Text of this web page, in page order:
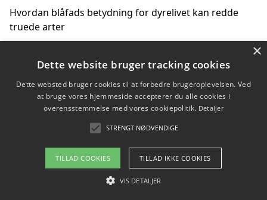
Hvordan blåfads betydning for dyrelivet kan redde
truede arter
Hvordan kan gaver til unge voksne støtte bevarelsen
Copyright 2026 - Pilanto Aps
Om / kontakt
Blog Betingelser
×
Dette website bruger tracking cookies
Dette websted bruger cookies til at forbedre brugeroplevelsen. Ved
at bruge vores hjemmeside accepterer du alle cookies i
overensstemmelse med vores cookiepolitik. Detaljer
STRENGT NØDVENDIGE
TILLAD COOKIES TILLAD IKKE COOKIES
VIS DETALJER